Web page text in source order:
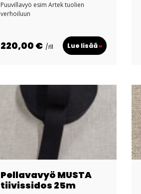
Puuvillavyö esim Artek tuolien
verhoiluun
220,00 € /rll Lue lisää»
Pellavavyö MUSTA
tiivissidos 25m